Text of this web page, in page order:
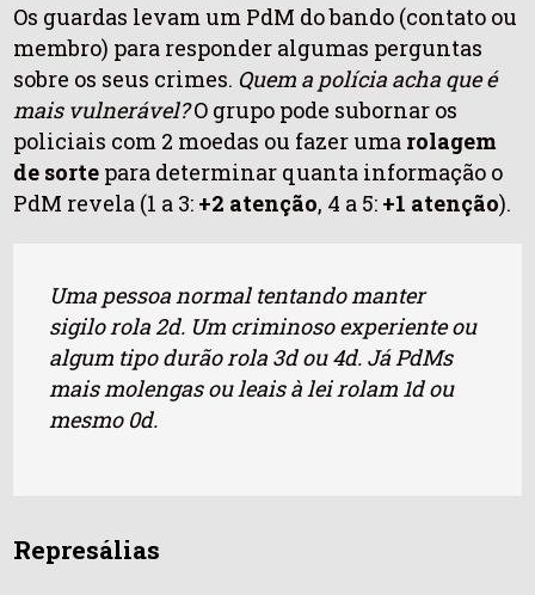
Os guardas levam um PdM do bando (contato ou
membro) para responder algumas perguntas
sobre os seus crimes. Quem a polícia acha que é
mais vulnerável?O grupo pode subornar os
policiais com 2 moedas ou fazer uma rolagem
de sorte para determinar quanta informação o
PdM revela (1 a 3: +2 atenção, 4 a 5: +1 atenção).
Uma pessoa normal tentando manter
sigilo rola 2d. Um criminoso experiente ou
algum tipo durão rola 3d ou 4d. Já PdMs
mais molengas ou leais à lei rolam 1d ou
mesmo 0d.
Represálias